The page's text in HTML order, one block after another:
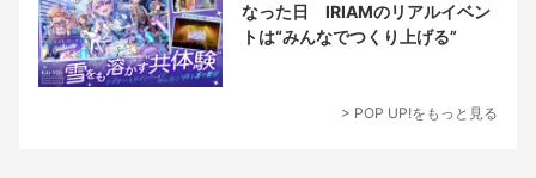
なった日 IRIAMのリアルイベン
トは“みんなでつくり上げる”
> POP UP!をもっと見る